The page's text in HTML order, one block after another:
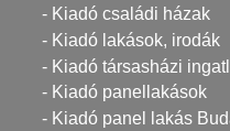
- Kiadó családi házak
- Kiadó lakások, irodák
- Kiadó társasházi
- Kiadó panellakások
- Kiadó panel lakás